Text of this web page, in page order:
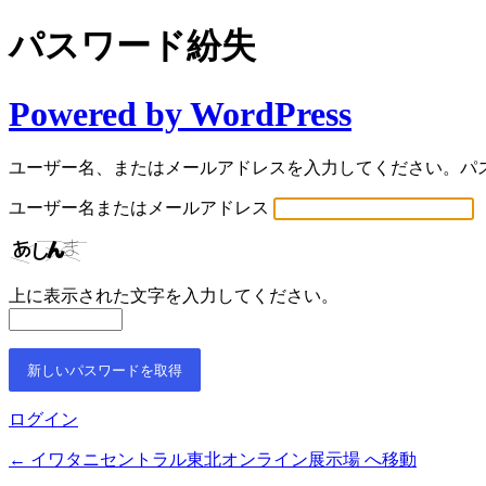
パスワード紛失
Powered by WordPress
ユーザー名、またはメールアドレスを入力してください。
ユーザー名またはメールアドレス
上に表示された文字を入力してください。
ログイン
← イワタニセントラル東北オンライン展示場 へ移動